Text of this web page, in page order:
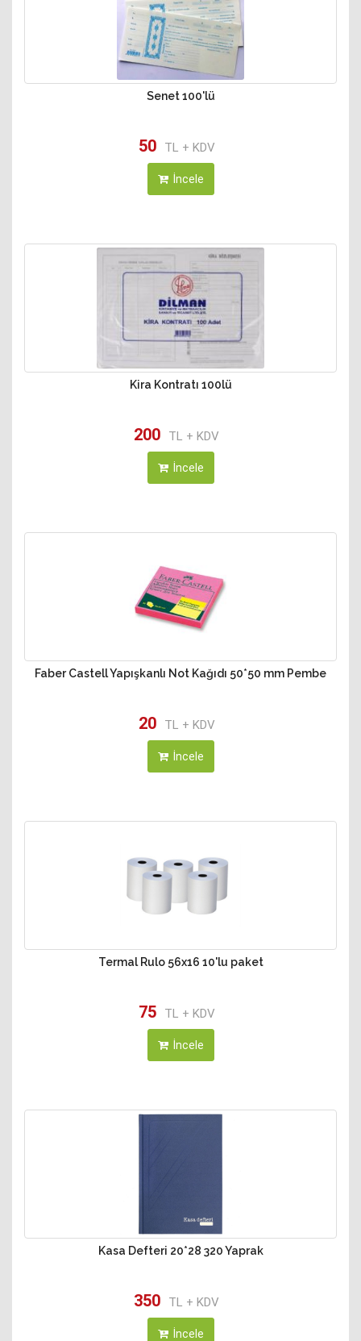
Senet 100'lü
50 TL + KDV
İncele
Kira Kontratı 100lü
200 TL + KDV
İncele
Faber Castell Yapışkanlı Not Kağıdı 50*50 mm Pembe
20 TL + KDV
İncele
Termal Rulo 56x16 10'lu paket
75 TL + KDV
İncele
Kasa Defteri 20*28 320 Yaprak
350 TL + KDV
İncele